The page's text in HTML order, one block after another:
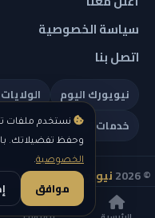
نستخدم ملفات
وحفظ تفضيلاتك.
الخصوصية.
موافق
سياسة الخصوصية
اتصل بنا
نيويورك اليوم
خدمات تهمك
© 2026 نيويورك نيوز
IN ARABIC LLC — رقم التسجيل 0451351808